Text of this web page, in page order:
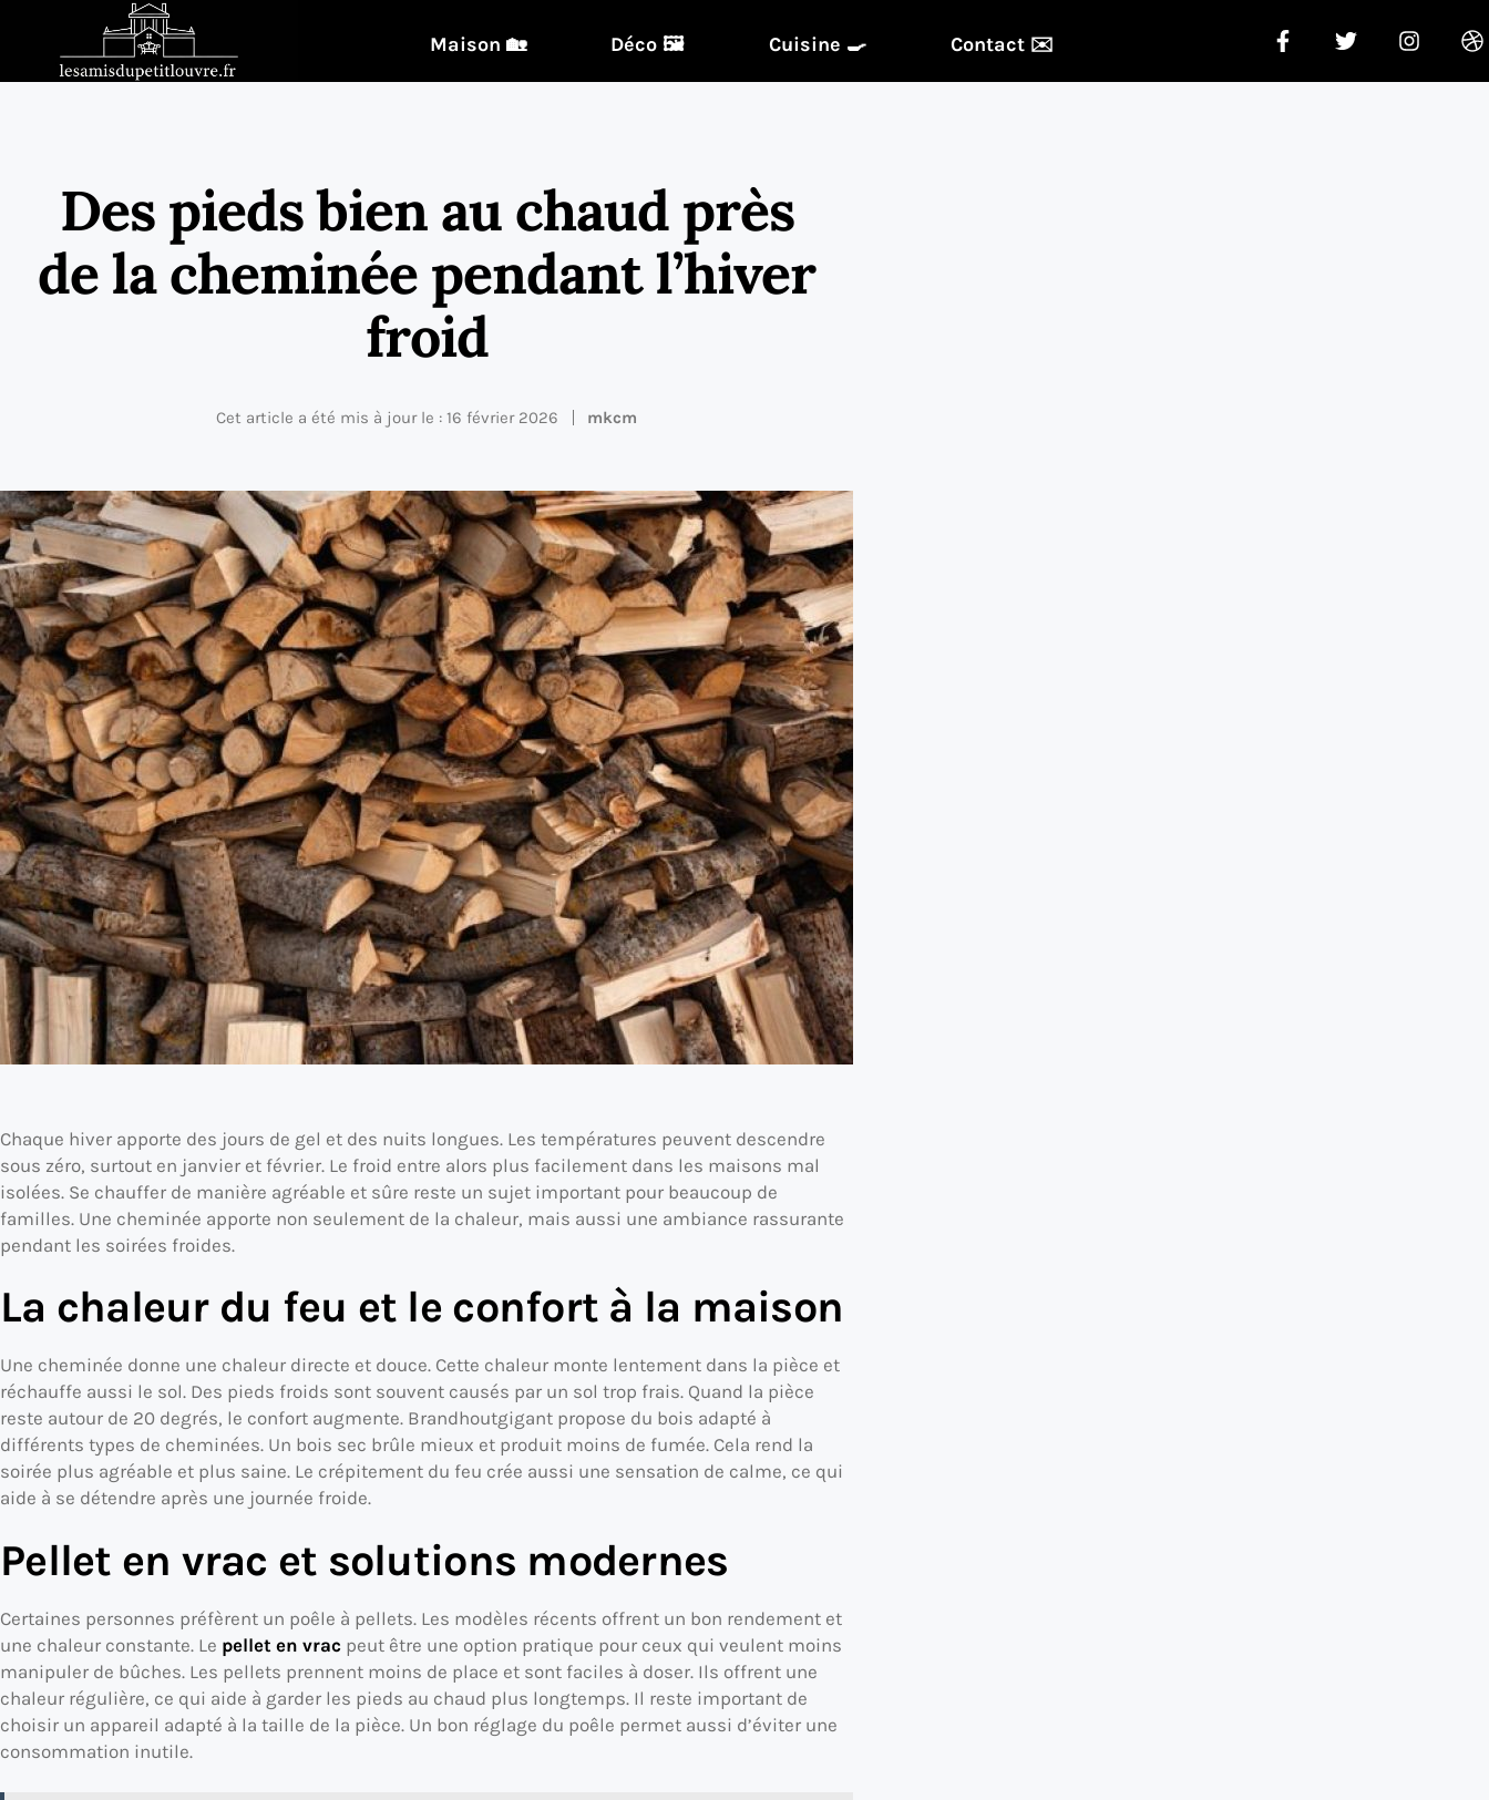
Maison 🏡 Déco 🖼️ Cuisine 🍳 Contact ✉️
Des pieds bien au chaud près
de la cheminée pendant l’hiver
froid
Cet article a été mis à jour le : 16 février 2026 mkcm
Chaque hiver apporte des jours de gel et des nuits longues. Les températures peuvent descendre
sous zéro, surtout en janvier et février. Le froid entre alors plus facilement dans les maisons mal
isolées. Se chauffer de manière agréable et sûre reste un sujet important pour beaucoup de
familles. Une cheminée apporte non seulement de la chaleur, mais aussi une ambiance rassurante
pendant les soirées froides.
La chaleur du feu et le confort à la maison
Une cheminée donne une chaleur directe et douce. Cette chaleur monte lentement dans la pièce et
réchauffe aussi le sol. Des pieds froids sont souvent causés par un sol trop frais. Quand la pièce
reste autour de 20 degrés, le confort augmente. Brandhoutgigant propose du bois adapté à
différents types de cheminées. Un bois sec brûle mieux et produit moins de fumée. Cela rend la
soirée plus agréable et plus saine. Le crépitement du feu crée aussi une sensation de calme, ce qui
aide à se détendre après une journée froide.
Pellet en vrac et solutions modernes
Certaines personnes préfèrent un poêle à pellets. Les modèles récents offrent un bon rendement et
une chaleur constante. Le pellet en vrac peut être une option pratique pour ceux qui veulent moins
manipuler de bûches. Les pellets prennent moins de place et sont faciles à doser. Ils offrent une
chaleur régulière, ce qui aide à garder les pieds au chaud plus longtemps. Il reste important de
choisir un appareil adapté à la taille de la pièce. Un bon réglage du poêle permet aussi d’éviter une
consommation inutile.